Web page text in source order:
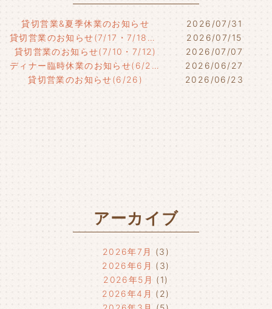
貸切営業&夏季休業のお知らせ
2026/07/31
貸切営業のお知らせ(7/17・7/18・7/21)
2026/07/15
貸切営業のお知らせ(7/10・7/12)
2026/07/07
ディナー臨時休業のお知らせ(6/29)
2026/06/27
貸切営業のお知らせ(6/26)
2026/06/23
アーカイブ
2026年7月
(3)
2026年6月 (3)
2026年5月 (1)
2026年4月 (2)